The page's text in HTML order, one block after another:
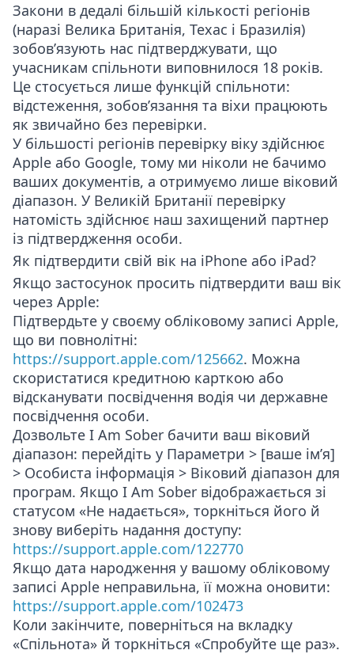
Закони в дедалі більшій кількості регіонів
(наразі Велика Британія, Техас і Бразилія)
зобов’язують нас підтверджувати, що
учасникам спільноти виповнилося 18 років.
Це стосується лише функцій спільноти:
відстеження, зобов’язання та віхи працюють
як звичайно без перевірки.
У більшості регіонів перевірку віку здійснює
Apple або Google, тому ми ніколи не бачимо
ваших документів, а отримуємо лише віковий
діапазон. У Великій Британії перевірку
натомість здійснює наш захищений партнер
із підтвердження особи.
Як підтвердити свій вік на iPhone або iPad?
Якщо застосунок просить підтвердити ваш вік
через Apple:
Підтвердьте у своєму обліковому записі Apple,
що ви повнолітні:
https://support.apple.com/125662. Можна
скористатися кредитною карткою або
відсканувати посвідчення водія чи державне
посвідчення особи.
Дозвольте I Am Sober бачити ваш віковий
діапазон: перейдіть у Параметри > [ваше ім’я]
> Особиста інформація > Віковий діапазон для
програм. Якщо I Am Sober відображається зі
статусом «Не надається», торкніться його й
знову виберіть надання доступу:
https://support.apple.com/122770
Якщо дата народження у вашому обліковому
записі Apple неправильна, її можна оновити:
https://support.apple.com/102473
Коли закінчите, поверніться на вкладку
«Спільнота» й торкніться «Спробуйте ще раз».